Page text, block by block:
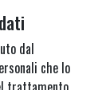
dal
che lo